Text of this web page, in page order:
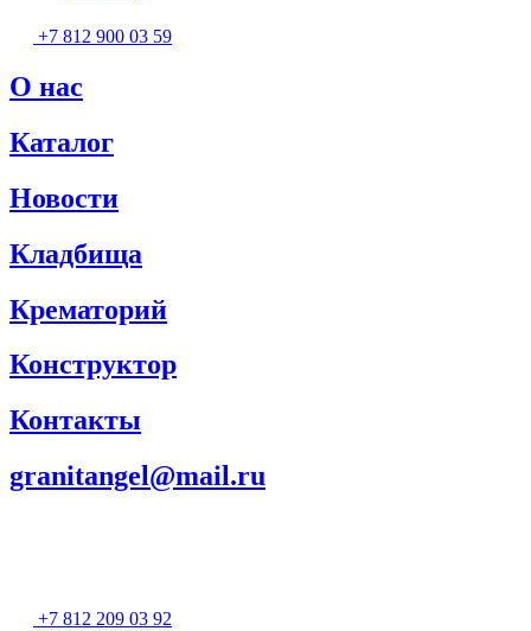
+7 812 900 03 59
О нас
Каталог
Новости
Кладбища
Крематорий
Конструктор
Контакты
granitangel@mail.ru
+7 812 209 03 92